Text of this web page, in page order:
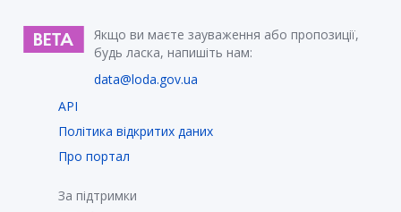
Якщо ви маєте зауваження або пропозиції,
будь ласка, напишіть нам:
data@loda.gov.ua
API
Політика відкритих даних
Про портал
За підтримки